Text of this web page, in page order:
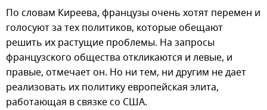
По словам Киреева, французы очень хотят перемен и
голосуют за тех политиков, которые обещают
решить их растущие проблемы. На запросы
французского общества откликаются и левые, и
правые, отмечает он. Но ни тем, ни другим не дает
реализовать их политику европейская элита,
работающая в связке со США.